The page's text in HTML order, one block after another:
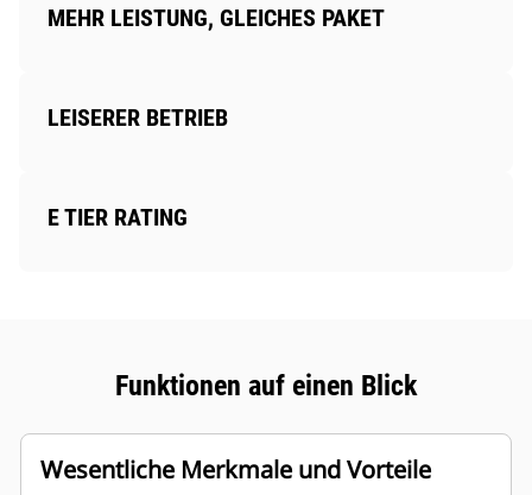
MEHR LEISTUNG, GLEICHES PAKET
LEISERER BETRIEB
E TIER RATING
Funktionen auf einen Blick
Wesentliche Merkmale und Vorteile